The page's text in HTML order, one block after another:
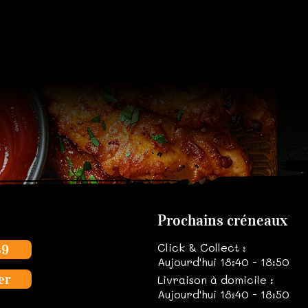
Prochains créneaux
Click & Collect :
Aujourd'hui 18:40 - 18:50
Livraison à domicile :
Aujourd'hui 18:40 - 18:50